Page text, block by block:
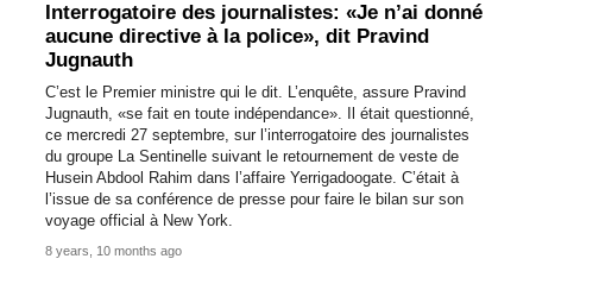
Interrogatoire des journalistes: «Je n’ai donné
aucune directive à la police», dit Pravind
Jugnauth
C’est le Premier ministre qui le dit. L’enquête, assure Pravind
Jugnauth, «se fait en toute indépendance». Il était questionné,
ce mercredi 27 septembre, sur l’interrogatoire des journalistes
du groupe La Sentinelle suivant le retournement de veste de
Husein Abdool Rahim dans l’affaire Yerrigadoogate. C’était à
l’issue de sa conférence de presse pour faire le bilan sur son
voyage official à New York.
8 years, 10 months ago